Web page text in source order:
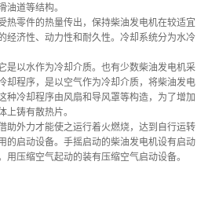
油道等结构。
热零件的热量传出，保持柴油发电机在较适宜
经济性、动力性和耐久性。冷却系统分为水冷
是以水作为冷却介质。也有少数柴油发电机采
却程序，是以空气作为冷却介质，将柴油发电
种冷却程序由风扇和导风罩等构造，为了增加
上铸有散热片。
助外力才能使之运行着火燃烧，达到自行运转
的启动设备。手摇启动的柴油发电机设有启动
用压缩空气起动的装有压缩空气启动设备。